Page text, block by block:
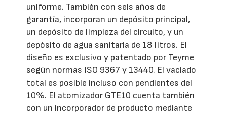
uniforme. También con seis años de
garantía, incorporan un depósito principal,
un depósito de limpieza del circuito, y un
depósito de agua sanitaria de 18 litros. El
diseño es exclusivo y patentado por Teyme
según normas ISO 9367 y 13440. El vaciado
total es posible incluso con pendientes del
10%. El atomizador GTE10 cuenta también
con un incorporador de producto mediante